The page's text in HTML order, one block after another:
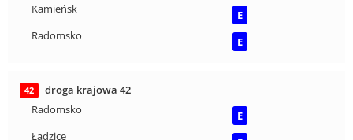
Kamieńsk
E
Radomsko
E
42
droga krajowa 42
Radomsko
E
Ładzice